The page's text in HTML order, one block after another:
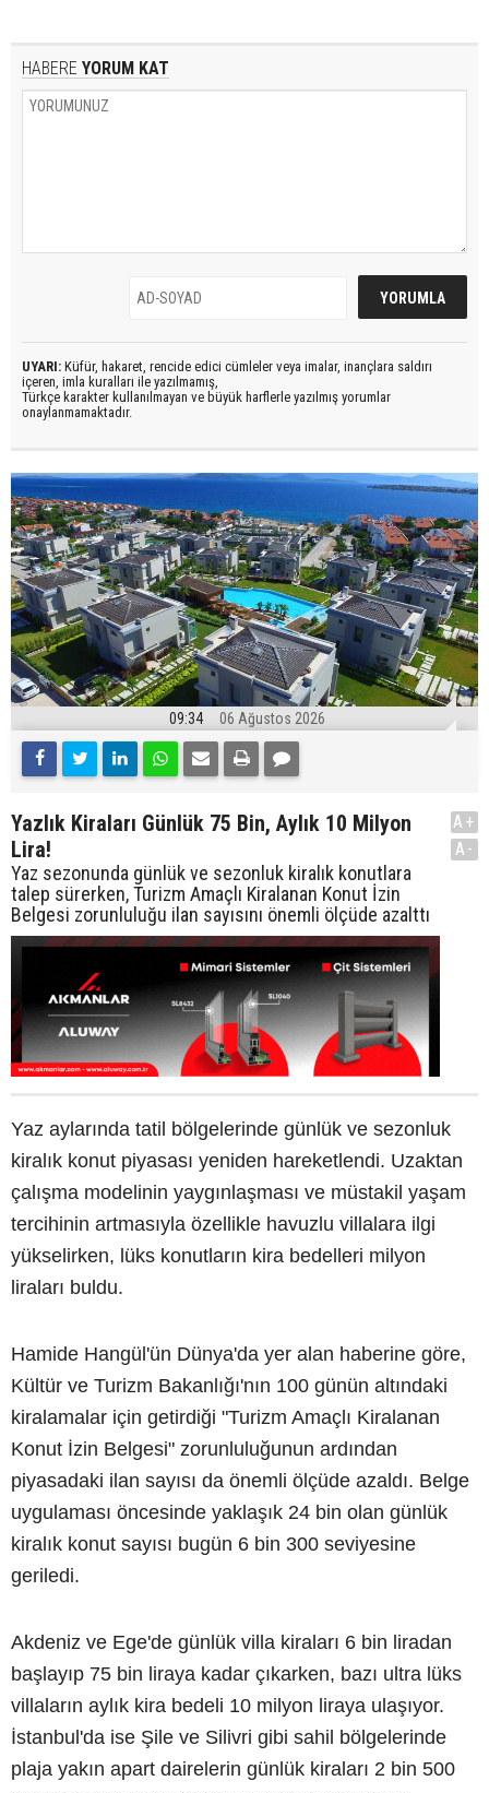
HABERE YORUM KAT
UYARI: Küfür, hakaret, rencide edici cümleler veya imalar, inançlara saldırı
içeren, imla kuralları ile yazılmamış,
Türkçe karakter kullanılmayan ve büyük harflerle yazılmış yorumlar
onaylanmamaktadır.
09:34 06 Ağustos 2026
Yazlık Kiraları Günlük 75 Bin, Aylık 10 Milyon
Lira!
Yaz sezonunda günlük ve sezonluk kiralık konutlara
talep sürerken, Turizm Amaçlı Kiralanan Konut İzin
Belgesi zorunluluğu ilan sayısını önemli ölçüde azalttı
A+
A-
Yaz aylarında tatil bölgelerinde günlük ve sezonluk
kiralık konut piyasası yeniden hareketlendi. Uzaktan
çalışma modelinin yaygınlaşması ve müstakil yaşam
tercihinin artmasıyla özellikle havuzlu villalara ilgi
yükselirken, lüks konutların kira bedelleri milyon
liraları buldu.
Hamide Hangül'ün Dünya'da yer alan haberine göre,
Kültür ve Turizm Bakanlığı'nın 100 günün altındaki
kiralamalar için getirdiği "Turizm Amaçlı Kiralanan
Konut İzin Belgesi" zorunluluğunun ardından
piyasadaki ilan sayısı da önemli ölçüde azaldı. Belge
uygulaması öncesinde yaklaşık 24 bin olan günlük
kiralık konut sayısı bugün 6 bin 300 seviyesine
geriledi.
Akdeniz ve Ege'de günlük villa kiraları 6 bin liradan
başlayıp 75 bin liraya kadar çıkarken, bazı ultra lüks
villaların aylık kira bedeli 10 milyon liraya ulaşıyor.
İstanbul'da ise Şile ve Silivri gibi sahil bölgelerinde
plaja yakın apart dairelerin günlük kiraları 2 bin 500